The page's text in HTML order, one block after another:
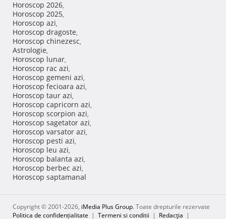
Horoscop 2026,
Horoscop 2025,
Horoscop azi,
Horoscop dragoste,
Horoscop chinezesc,
Astrologie,
Horoscop lunar,
Horoscop rac azi,
Horoscop gemeni azi,
Horoscop fecioara azi,
Horoscop taur azi,
Horoscop capricorn azi,
Horoscop scorpion azi,
Horoscop sagetator azi,
Horoscop varsator azi,
Horoscop pesti azi,
Horoscop leu azi,
Horoscop balanta azi,
Horoscop berbec azi,
Horoscop saptamanal
Copyright © 2001-2026, iMedia Plus Group. Toate drepturile rezervate
Politica de confidențialitate | Termeni si conditii | Redacţia |